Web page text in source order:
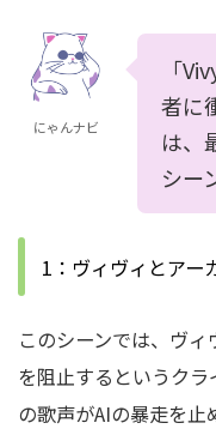
にゃんナビ
「
者に
は、
シー
1：ヴィヴィとアー
このシーンでは、ヴ
を阻止するというク
の歌声がAIの暴走を止